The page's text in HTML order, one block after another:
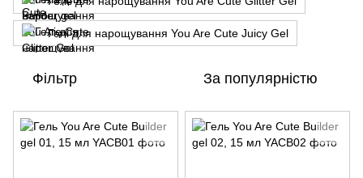
Гелі для нарощування You Are Cute Juicy Gel
Фільтр За популярністю